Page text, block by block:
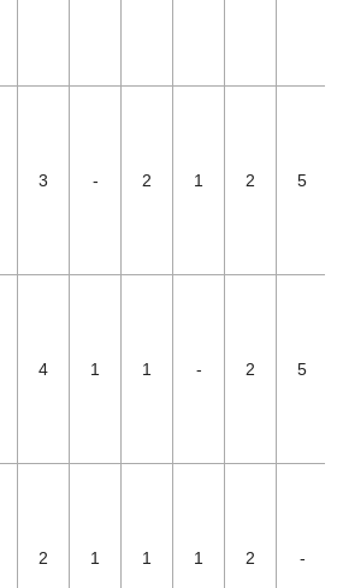
3 - 2 1 2 5
4 1 1 - 2 5
2 1 1 1 2 -